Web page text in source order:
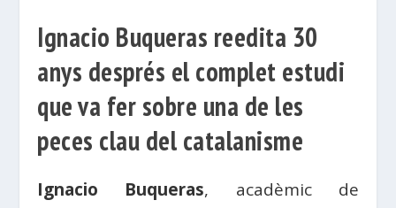
Ignacio Buqueras reedita 30
anys després el complet estudi
que va fer sobre una de les
peces clau del catalanisme
Ignacio Buqueras, acadèmic de